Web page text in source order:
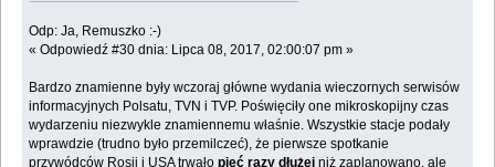
Odp: Ja, Remuszko :-)
« Odpowiedź #30 dnia: Lipca 08, 2017, 02:00:07 pm »
Bardzo znamienne były wczoraj główne wydania wieczornych serwisów
informacyjnych Polsatu, TVN i TVP. Poświęciły one mikroskopijny czas
wydarzeniu niezwykle znamiennemu właśnie. Wszystkie stacje podały
wprawdzie (trudno było przemilczeć), że pierwsze spotkanie
przywódców Rosji i USA trwałopięć razy dłużej niż zaplanowano, ale